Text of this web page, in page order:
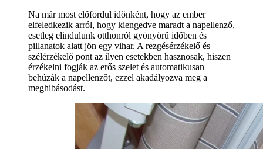
Na már most előfordul időnként, hogy az ember
elfeledkezik arról, hogy kiengedve maradt a napellenző,
esetleg elindulunk otthonról gyönyörű időben és
pillanatok alatt jön egy vihar. A rezgésérzékelő és
szélérzékelő pont az ilyen esetekben hasznosak, hiszen
érzékelni fogják az erős szelet és automatikusan
behúzák a napellenzőt, ezzel akadályozva meg a
meghibásodást.